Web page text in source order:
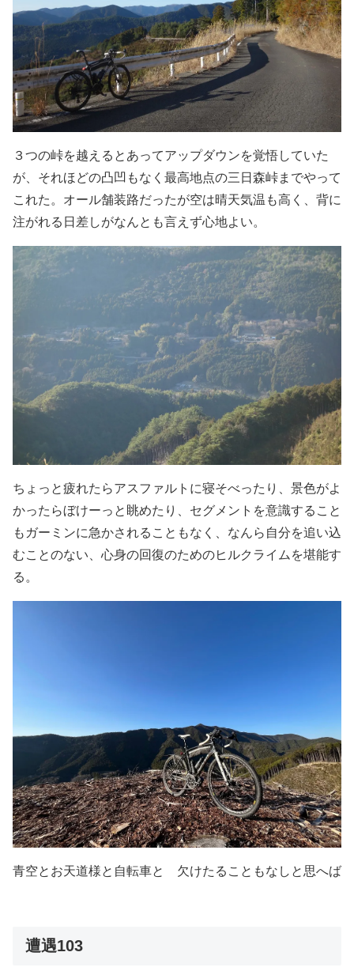
３つの峠を越えるとあってアップダウンを覚悟していた
が、それほどの凸凹もなく最高地点の三日森峠までやって
これた。オール舗装路だったが空は晴天気温も高く、背に
注がれる日差しがなんとも言えず心地よい。
ちょっと疲れたらアスファルトに寝そべったり、景色がよ
かったらぼけーっと眺めたり、セグメントを意識すること
もガーミンに急かされることもなく、なんら自分を追い込
むことのない、心身の回復のためのヒルクライムを堪能す
る。
青空とお天道様と自転車と 欠けたることもなしと思へば
遭遇103